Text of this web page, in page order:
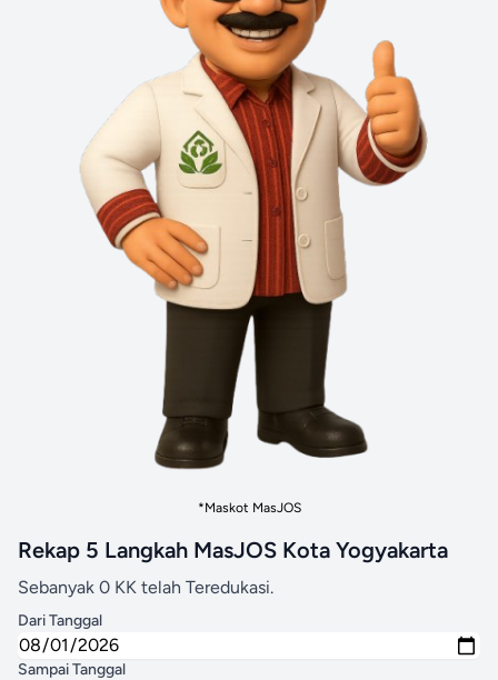
*Maskot MasJOS
Rekap 5 Langkah MasJOS Kota Yogyakarta
Sebanyak 0 KK telah Teredukasi.
Dari Tanggal
Sampai Tanggal